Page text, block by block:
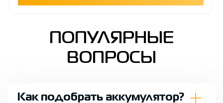
ПОПУЛЯРНЫЕ
ВОПРОСЫ
Как подобрать аккумулятор?